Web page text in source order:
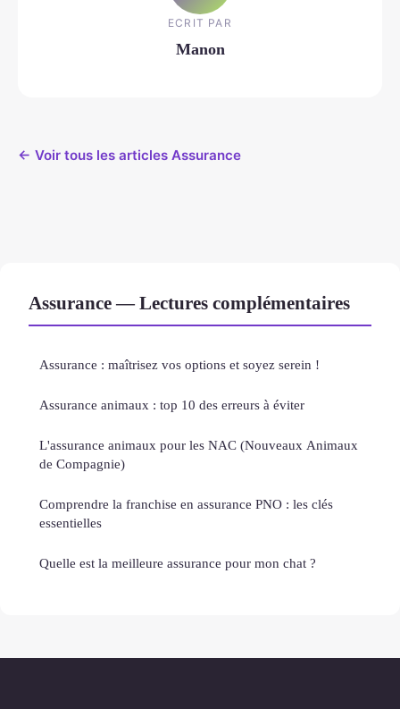
ECRIT PAR
Manon
← Voir tous les articles Assurance
Assurance — Lectures complémentaires
Assurance : maîtrisez vos options et soyez serein !
Assurance animaux : top 10 des erreurs à éviter
L'assurance animaux pour les NAC (Nouveaux Animaux
de Compagnie)
Comprendre la franchise en assurance PNO : les clés
essentielles
Quelle est la meilleure assurance pour mon chat ?